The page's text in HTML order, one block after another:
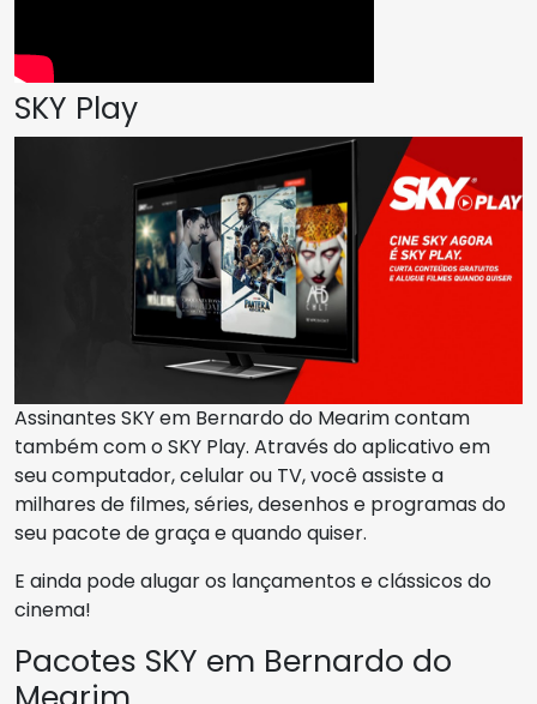
SKY Play
Assinantes SKY em Bernardo do Mearim contam
também com o SKY Play. Através do aplicativo em
seu computador, celular ou TV, você assiste a
milhares de filmes, séries, desenhos e programas do
seu pacote de graça e quando quiser.
E ainda pode alugar os lançamentos e clássicos do
cinema!
Pacotes SKY em Bernardo do